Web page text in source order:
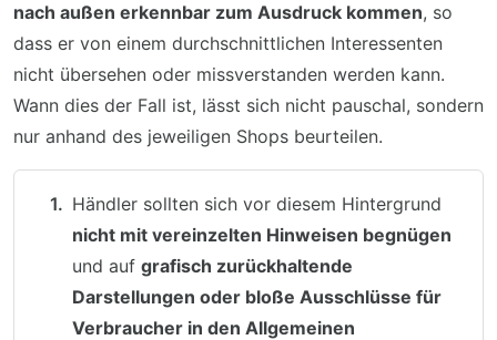
nach außen erkennbar zum Ausdruck kommen, so
dass er von einem durchschnittlichen Interessenten
nicht übersehen oder missverstanden werden kann.
Wann dies der Fall ist, lässt sich nicht pauschal, sondern
nur anhand des jeweiligen Shops beurteilen.
Händler sollten sich vor diesem Hintergrund
nicht mit vereinzelten Hinweisen begnügen
und auf grafisch zurückhaltende
Darstellungen oder bloße Ausschlüsse für
Verbraucher in den Allgemeinen